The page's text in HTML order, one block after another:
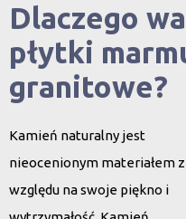
Dlaczego
płytki
granitowe?
Kamień naturalny jest
nieocenionym materiałem
względu na swoje piękno i